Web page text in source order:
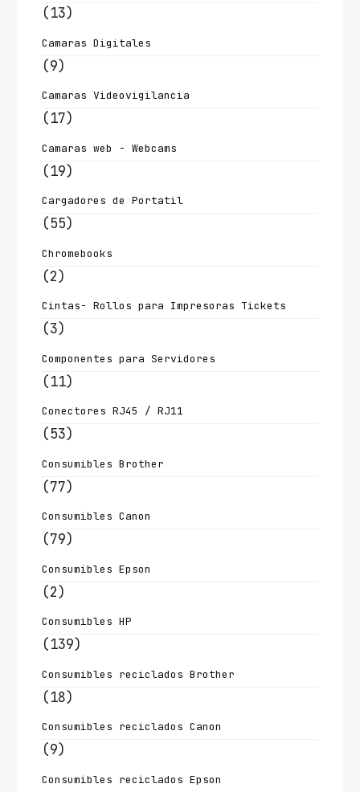
(13)
Camaras Digitales
(9)
Camaras Videovigilancia
(17)
Camaras web - Webcams
(19)
Cargadores de Portatil
(55)
Chromebooks
(2)
Cintas- Rollos para Impresoras Tickets
(3)
Componentes para Servidores
(11)
Conectores RJ45 / RJ11
(53)
Consumibles Brother
(77)
Consumibles Canon
(79)
Consumibles Epson
(2)
Consumibles HP
(139)
Consumibles reciclados Brother
(18)
Consumibles reciclados Canon
(9)
Consumibles reciclados Epson